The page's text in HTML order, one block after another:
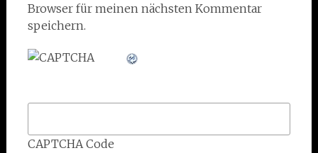
Browser für meinen nächsten Kommentar
speichern.
CAPTCHA Code